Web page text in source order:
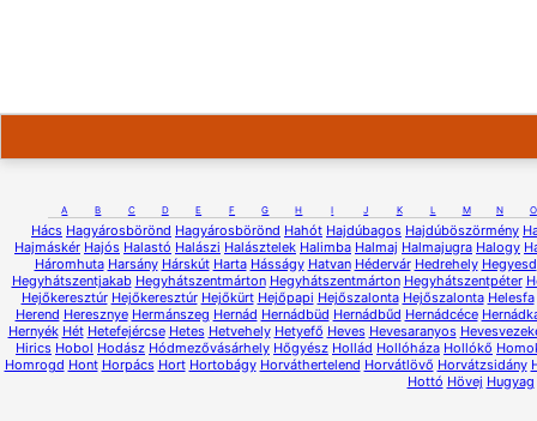
A B C D E F G H I J K L M N O
Hács Hagyárosbörönd Hagyárosbörönd Hahót Hajdúbagos Hajdúböszörmény
Hajmáskér Hajós Halastó Halászi Halásztelek Halimba Halmaj Halmajugra Halogy
Háromhuta Harsány Hárskút Harta Hásságy Hatvan Hédervár Hedrehely Hegyesd
Hegyhátszentjakab Hegyhátszentmárton Hegyhátszentmárton Hegyhátszentpéter
Hejőkeresztúr Hejőkeresztúr Hejőkürt Hejőpapi Hejőszalonta Hejőszalonta Helesfa
Herend Heresznye Hermánszeg Hernád Hernádbüd Hernádbűd Hernádcéce
Hernyék Hét Hetefejércse Hetes Hetvehely Hetyefő Heves Hevesaranyos
Hirics Hobol Hodász Hódmezővásárhely Hőgyész Hollád Hollóháza Hollókő
Homrogd Hont Horpács Hort Hortobágy Horváthertelend Horvátlövő Horvátzsidány
Hottó Hövej Hugyag